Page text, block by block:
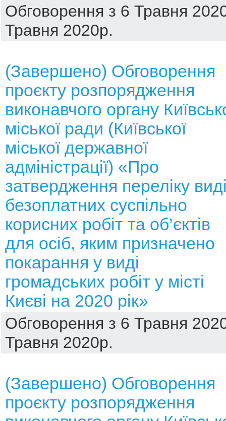
Обговорення з 6 Травня
Травня 2020р.
(Завершено) Обговорення
проєкту розпорядження
виконавчого органу
міської ради (Київської
міської державної
адміністрації) «Про
затвердження переліку
безоплатних суспільно
корисних робіт та об’єктів
для осіб, яким призначено
покарання у виді
громадських робіт у місті
Києві на 2020 рік»
Обговорення з 6 Травня
Травня 2020р.
(Завершено) Обговорення
проєкту розпорядження